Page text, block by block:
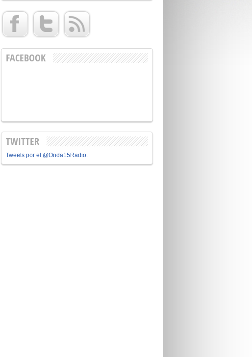
FACEBOOK
TWITTER
Tweets por el @Onda15Radio.